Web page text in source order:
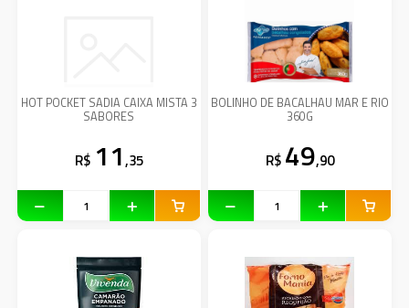
HOT POCKET SADIA CAIXA MISTA 3
SABORES
R$ 11,35
BOLINHO DE BACALHAU MAR E RIO
360G
R$ 49,90